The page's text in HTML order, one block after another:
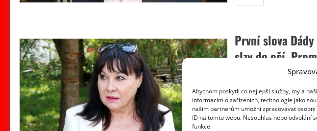
Abychom poskytli co nejlepší služby, my a
informacím o zařízeních, technologie jako
našim partnerům umožní zpracovávat
ID na tomto webu. Nesouhlas nebo odvolání
funkce.
more
se
poprvé
vyjádřil
ke
Jako
by
prý
nikdy
neodešla
První slova
slzy do očí.
momentu s
Richard Touš 23.
Dáda Patrasová
psychickému stavu